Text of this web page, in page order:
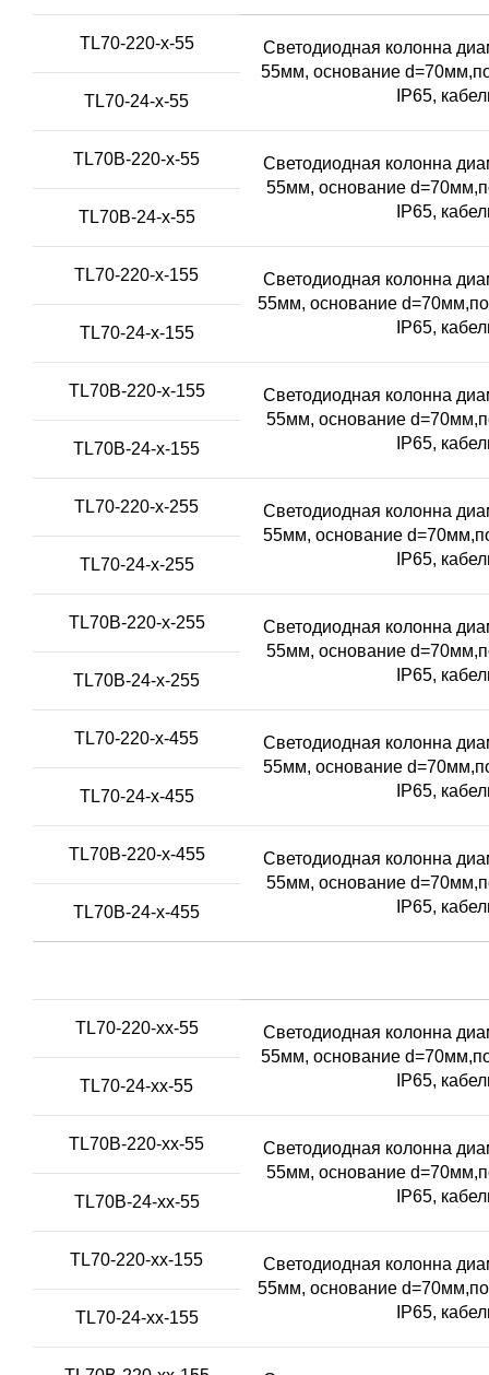
TL70-220-x-55
Светодиодная колонна
55мм, основание
IP65,
TL70-24-x-55
TL70B-220-x-55
Светодиодная колонна
55мм, основание
IP65,
TL70B-24-x-55
TL70-220-x-155
Светодиодная колонна
55мм, основание
IP65,
TL70-24-x-155
TL70B-220-x-155
Светодиодная колонна
55мм, основание
IP65,
TL70B-24-x-155
TL70-220-x-255
Светодиодная колонна
55мм, основание
IP65,
TL70-24-x-255
TL70B-220-x-255
Светодиодная колонна
55мм, основание
IP65,
TL70B-24-x-255
TL70-220-x-455
Светодиодная колонна
55мм, основание
IP65,
TL70-24-x-455
TL70B-220-x-455
Светодиодная колонна
55мм, основание
IP65,
TL70B-24-x-455
TL70-220-xx-55
Светодиодная колонна
55мм, основание
IP65,
TL70-24-xx-55
TL70B-220-xx-55
Светодиодная колонна
55мм, основание
IP65,
TL70B-24-xx-55
TL70-220-xx-155
Светодиодная колонна
55мм, основание
IP65,
TL70-24-xx-155